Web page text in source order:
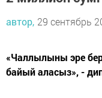
автор, 29 сентябрь
«Чаллылыны эре
байый аласыз», -